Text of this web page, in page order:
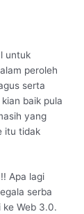
untuk
peroleh
serta
baik pula
yang
itu tidak
Apa lagi
serba
Web 3.0.